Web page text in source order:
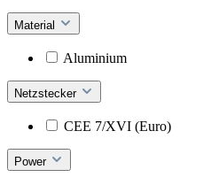
Material
Aluminium
Netzstecker
CEE 7/XVI (Euro)
Power